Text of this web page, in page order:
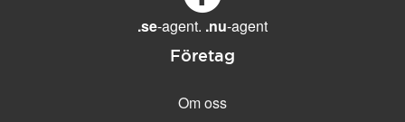
.se-agent. .nu-agent
Företag
Om oss